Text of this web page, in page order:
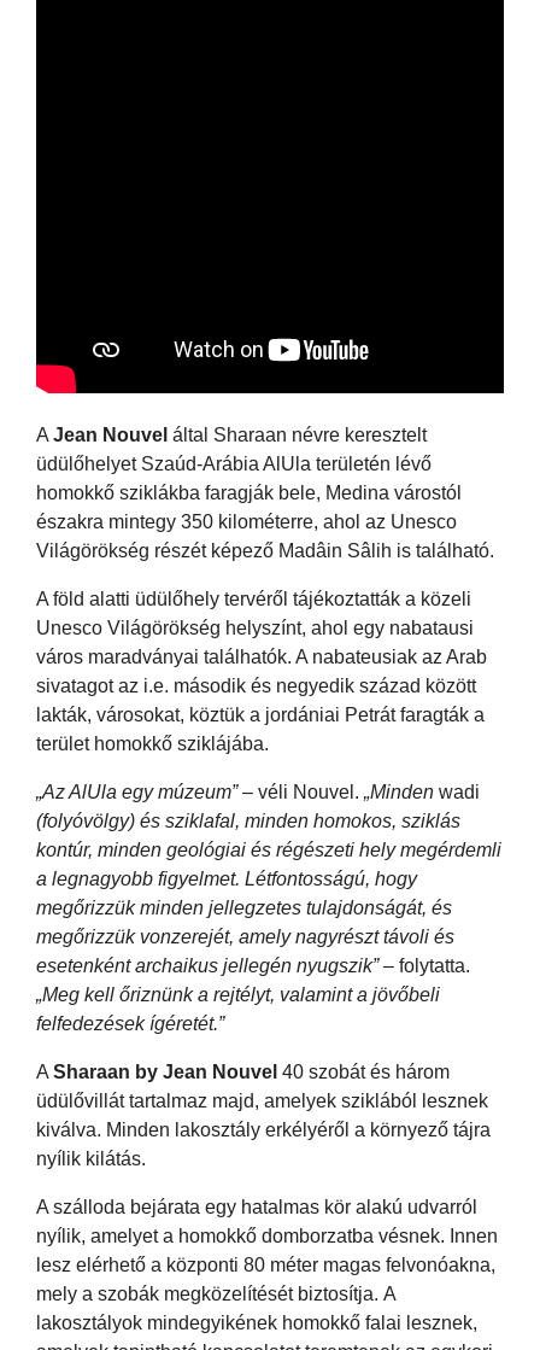
A Jean Nouvel által Sharaan névre keresztelt
üdülőhelyet Szaúd-Arábia AlUla területén lévő
homokkő sziklákba faragják bele, Medina várostól
északra mintegy 350 kilométerre, ahol az Unesco
Világörökség részét képező Madâin Sâlih is található.
A föld alatti üdülőhely tervéről tájékoztatták a közeli
Unesco Világörökség helyszínt, ahol egy nabatausi
város maradványai találhatók. A nabateusiak az Arab
sivatagot az i.e. második és negyedik század között
lakták, városokat, köztük a jordániai Petrát faragták a
terület homokkő sziklájába.
„Az AlUla egy múzeum”– véli Nouvel. „Minden wadi
(folyóvölgy) és sziklafal, minden homokos, sziklás
kontúr, minden geológiai és régészeti hely megérdemli
a legnagyobb figyelmet. Létfontosságú, hogy
megőrizzük minden jellegzetes tulajdonságát, és
megőrizzük vonzerejét, amely nagyrészt távoli és
esetenként archaikus jellegén nyugszik”– folytatta.
„Meg kell őriznünk a rejtélyt, valamint a jövőbeli
felfedezések ígéretét.”
A Sharaan by Jean Nouvel 40 szobát és három
üdülővillát tartalmaz majd, amelyek sziklából lesznek
kiválva. Minden lakosztály erkélyéről a környező tájra
nyílik kilátás.
A szálloda bejárata egy hatalmas kör alakú udvarról
nyílik, amelyet a homokkő domborzatba vésnek. Innen
lesz elérhető a központi 80 méter magas felvonóakna,
mely a szobák megközelítését biztosítja. A
lakosztályok mindegyikének homokkő falai lesznek,